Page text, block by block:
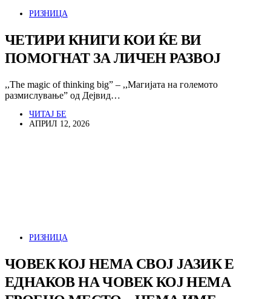
РИЗНИЦА
ЧЕТИРИ КНИГИ КОИ ЌЕ ВИ
ПОМОГНАТ ЗА ЛИЧЕН РАЗВОЈ
,,The magic of thinking big” – ,,Магијата на големото
размислување” од Дejвид…
ЧИТАЈ БЕ
АПРИЛ 12, 2026
РИЗНИЦА
ЧОВЕК КОЈ НЕМА СВОЈ ЈАЗИК Е
ЕДНАКОВ НА ЧОВЕК КОЈ НЕМА